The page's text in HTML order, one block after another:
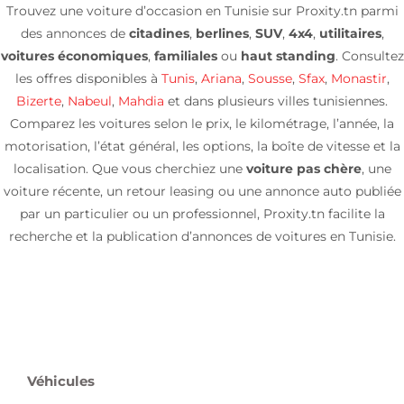
Trouvez une voiture d’occasion en Tunisie sur Proxity.tn parmi
des annonces de citadines, berlines,SUV, 4x4, utilitaires,
voitures économiques,familialesou haut standing. Consultez
les offres disponibles à Tunis, Ariana, Sousse, Sfax, Monastir,
Bizerte, Nabeul, Mahdia et dans plusieurs villes tunisiennes.
Comparez les voitures selon le prix, le kilométrage, l’année, la
motorisation, l’état général, les options, la boîte de vitesse et la
localisation. Que vous cherchiez une voiture pas chère, une
voiture récente, un retour leasing ou une annonce auto publiée
par un particulier ou un professionnel, Proxity.tn facilite la
recherche et la publication d’annonces de voitures en Tunisie.
Véhicules